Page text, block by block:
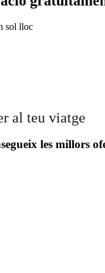
sol lloc
al teu viatge
les millors